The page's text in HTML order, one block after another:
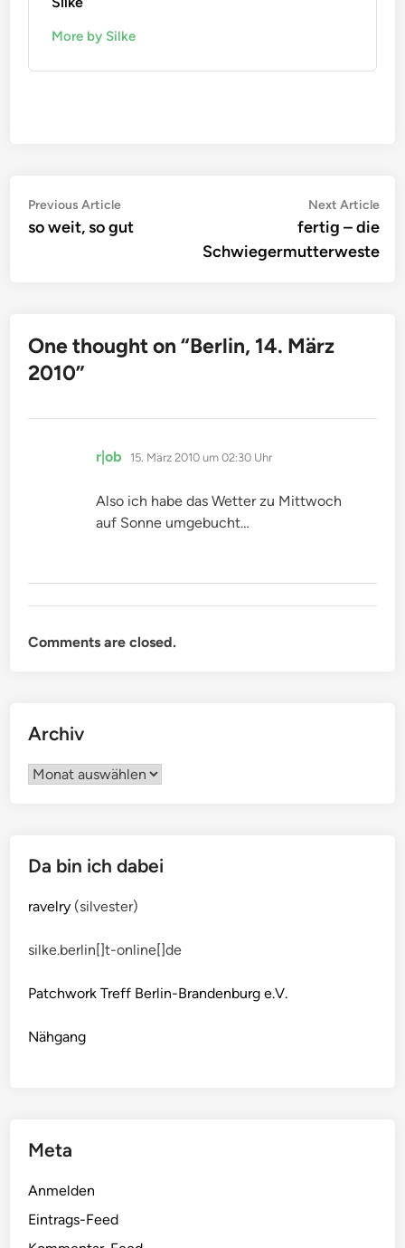
More by Silke
Beitragsnavigation
Previous ArticlePrevious
article:
so weit, so gut
Next Article
fertig – die
Schwiegermutterweste
One thought on “Berlin, 14. März
2010”
r|ob sagt:
15. März 2010 um 02:30 Uhr
Also ich habe das Wetter zu Mittwoch
auf Sonne umgebucht…
Comments are closed.
Archiv
Archiv
Da bin ich dabei
ravelry (silvester)
silke.berlin[]t-online[]de
Patchwork Treff Berlin-Brandenburg e.V.
Nähgang
Meta
Anmelden
Eintrags-Feed